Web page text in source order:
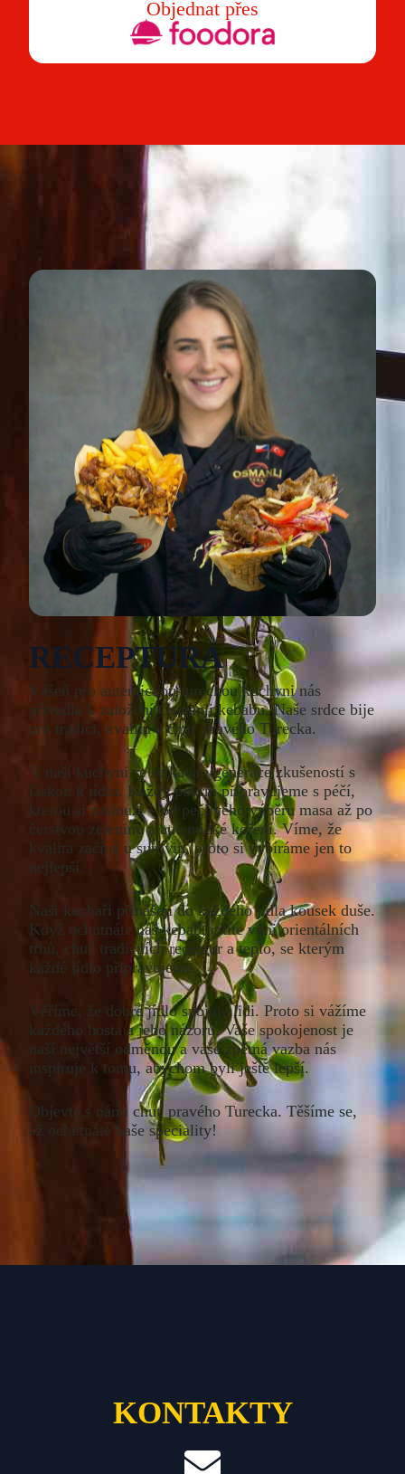
Objednat přes
RECEPTURA
Vášeň pro autentickou tureckou kuchyni nás
přivedla k založení Osmanli kebabu. Naše srdce bije
pro tradici, kvalitu a chuť pravého Turecka.
V naší kuchyni se setkávají generace zkušeností s
láskou k jídlu. Každý pokrm připravujeme s péčí,
kterou si zaslouží – od pečlivého výběru masa až po
čerstvou zeleninu a autentické koření. Víme, že
kvalita začíná u surovin, proto si vybíráme jen to
nejlepší.
Naši kuchaři přinášejí do každého jídla kousek duše.
Když ochutnáte náš kebab, cítíte vůni orientálních
trhů, chuť tradičních receptur a teplo, se kterým
každé jídlo připravujeme.
Věříme, že dobré jídlo spojuje lidi. Proto si vážíme
každého hosta a jeho názoru. Vaše spokojenost je
naší největší odměnou a vaše zpětná vazba nás
inspiruje k tomu, abychom byli ještě lepší.
Objevte s námi chuť pravého Turecka. Těšíme se,
až ochutnáte naše speciality!
KONTAKTY